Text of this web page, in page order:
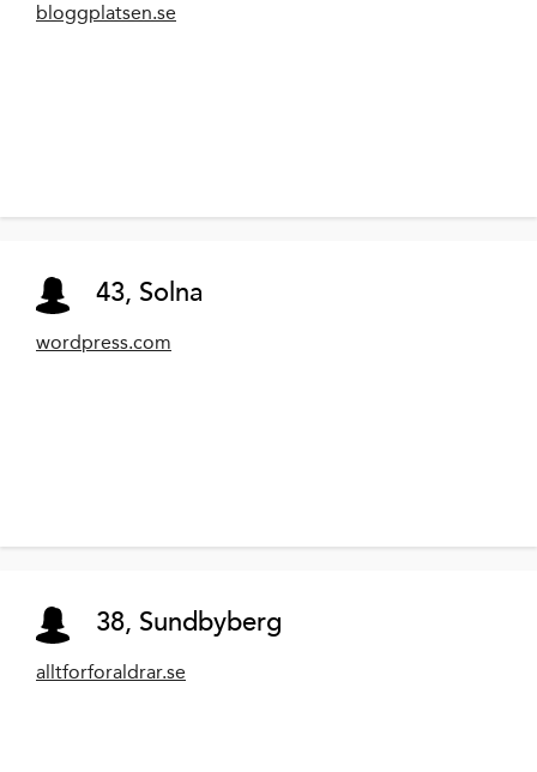
bloggplatsen.se
43, Solna
wordpress.com
38, Sundbyberg
alltforforaldrar.se